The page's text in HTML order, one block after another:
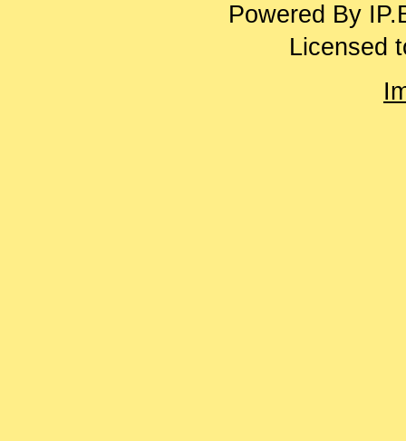
Powered By
Licensed